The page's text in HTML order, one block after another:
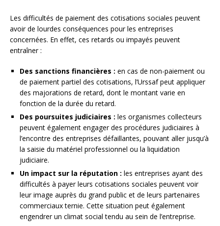
Les difficultés de paiement des cotisations sociales peuvent
avoir de lourdes conséquences pour les entreprises
concernées. En effet, ces retards ou impayés peuvent
entraîner :
Des sanctions financières : en cas de non-paiement ou
de paiement partiel des cotisations, l’Urssaf peut appliquer
des majorations de retard, dont le montant varie en
fonction de la durée du retard.
Des poursuites judiciaires : les organismes collecteurs
peuvent également engager des procédures judiciaires à
l’encontre des entreprises défaillantes, pouvant aller jusqu’à
la saisie du matériel professionnel ou la liquidation
judiciaire.
Un impact sur la réputation : les entreprises ayant des
difficultés à payer leurs cotisations sociales peuvent voir
leur image auprès du grand public et de leurs partenaires
commerciaux ternie. Cette situation peut également
engendrer un climat social tendu au sein de l’entreprise.